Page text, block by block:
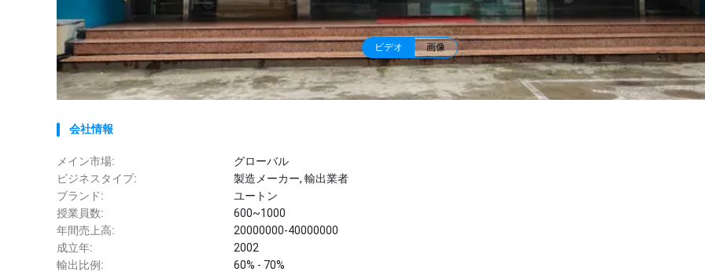
ビデオ 画像
会社情報
メイン市場:
グローバル
ビジネスタイプ:
製造メーカー, 輸出業者
ブランド:
ユートン
授業員数:
600~1000
年間売上高:
20000000-40000000
成立年:
2002
輸出比例:
60% - 70%